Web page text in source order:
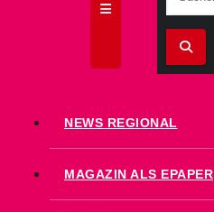
NEWS REGIONAL
MAGAZIN ALS EPAPER